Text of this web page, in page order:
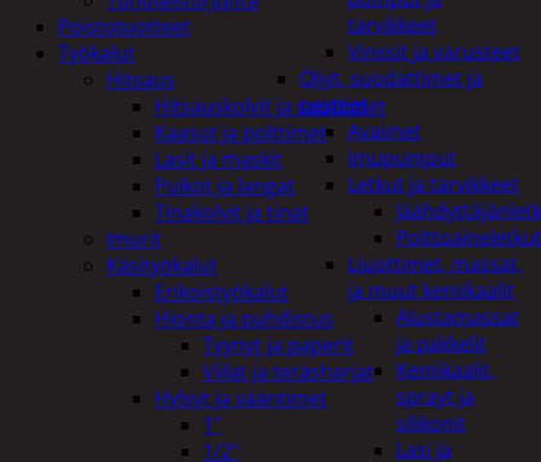
tarvikkeet
Vinssit ja varusteet
Öljyt, suodattimet ja
nesteet
Avaimet
Imupumput
Letkut ja tarvikkeet
Polttoaineletkut
Liuottimet, massat,
ja muut kemikaalit
Alustamassat
ja pakkelit
Kemikaalit,
sprayt ja
silikonit
Lasi ja
Poistotuotteet
Työkalut
Hitsaus
Hitsauskolvit ja suuttimet
Kaasut ja polttimet
Lasit ja maskit
Puikot ja langat
Tinakolvit ja tinat
Imurit
Käsityökalut
Erikoistyökalut
Hionta ja puhdistus
Tyynyt ja paperit
Viilat ja teräsharjat
Hylsyt ja vääntimet
1"
1/2"